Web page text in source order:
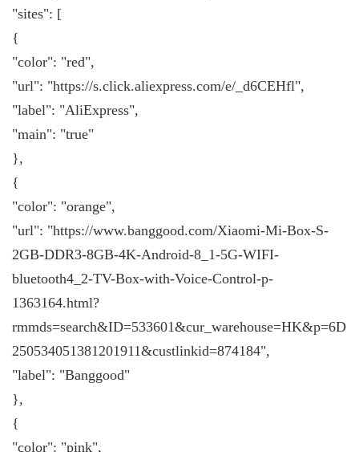
"sites": [
{
"color": "red",
"url": "https://s.click.aliexpress.com/e/_d6CEHfl",
"label": "AliExpress",
"main": "true"
},
{
"color": "orange",
"url": "https://www.banggood.com/Xiaomi-Mi-Box-S-
2GB-DDR3-8GB-4K-Android-8_1-5G-WIFI-
bluetooth4_2-TV-Box-with-Voice-Control-p-
1363164.html?
rmmds=search&ID=533601&cur_warehouse=HK&p=6D
250534051381201911&custlinkid=874184",
"label": "Banggood"
},
{
"color": "pink",